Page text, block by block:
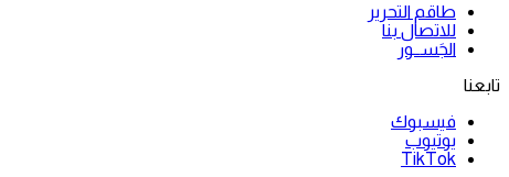
طاقم التحرير
للاتصال بنا
الجَســور
تابعنا
فيسبوك
يوتيوب
‫TikTok